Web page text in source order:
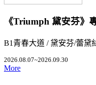
《Triumph 黛安芬》
B1青春大道 / 黛安芬/蕾黛
2026.08.07~2026.09.30
More